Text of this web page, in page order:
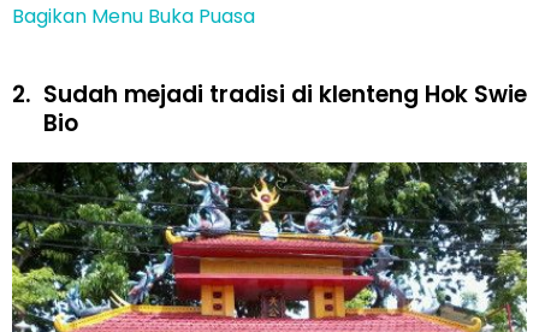
Bagikan Menu Buka Puasa
2. Sudah mejadi tradisi di klenteng Hok Swie
Bio